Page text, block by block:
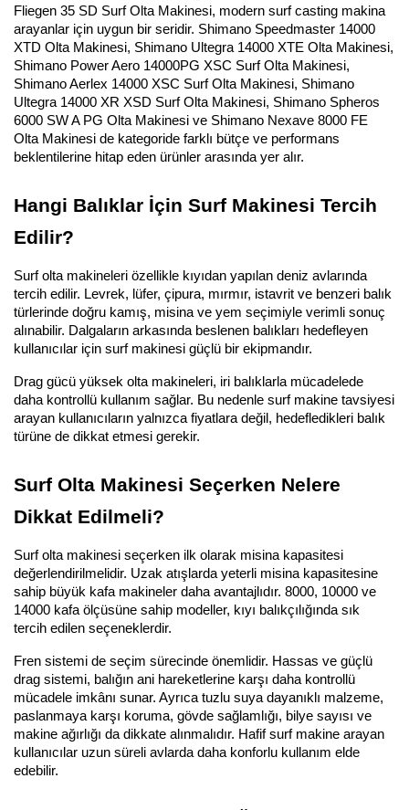
Fliegen 35 SD Surf Olta Makinesi, modern surf casting makina
arayanlar için uygun bir seridir. Shimano Speedmaster 14000
XTD Olta Makinesi, Shimano Ultegra 14000 XTE Olta Makinesi,
Shimano Power Aero 14000PG XSC Surf Olta Makinesi,
Shimano Aerlex 14000 XSC Surf Olta Makinesi, Shimano
Ultegra 14000 XR XSD Surf Olta Makinesi, Shimano Spheros
6000 SW A PG Olta Makinesi ve Shimano Nexave 8000 FE
Olta Makinesi de kategoride farklı bütçe ve performans
beklentilerine hitap eden ürünler arasında yer alır.
Hangi Balıklar İçin Surf Makinesi Tercih
Edilir?
Surf olta makineleri özellikle kıyıdan yapılan deniz avlarında
tercih edilir. Levrek, lüfer, çipura, mırmır, istavrit ve benzeri balık
türlerinde doğru kamış, misina ve yem seçimiyle verimli sonuç
alınabilir. Dalgaların arkasında beslenen balıkları hedefleyen
kullanıcılar için surf makinesi güçlü bir ekipmandır.
Drag gücü yüksek olta makineleri, iri balıklarla mücadelede
daha kontrollü kullanım sağlar. Bu nedenle surf makine tavsiyesi
arayan kullanıcıların yalnızca fiyatlara değil, hedefledikleri balık
türüne de dikkat etmesi gerekir.
Surf Olta Makinesi Seçerken Nelere
Dikkat Edilmeli?
Surf olta makinesi seçerken ilk olarak misina kapasitesi
değerlendirilmelidir. Uzak atışlarda yeterli misina kapasitesine
sahip büyük kafa makineler daha avantajlıdır. 8000, 10000 ve
14000 kafa ölçüsüne sahip modeller, kıyı balıkçılığında sık
tercih edilen seçeneklerdir.
Fren sistemi de seçim sürecinde önemlidir. Hassas ve güçlü
drag sistemi, balığın ani hareketlerine karşı daha kontrollü
mücadele imkânı sunar. Ayrıca tuzlu suya dayanıklı malzeme,
paslanmaya karşı koruma, gövde sağlamlığı, bilye sayısı ve
makine ağırlığı da dikkate alınmalıdır. Hafif surf makine arayan
kullanıcılar uzun süreli avlarda daha konforlu kullanım elde
edebilir.